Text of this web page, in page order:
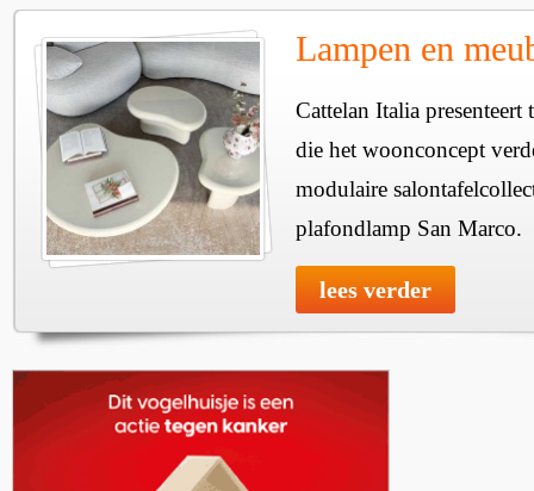
Lampen en
Cattelan Italia
die het woonconcept
modulaire
plafondlamp San Marco.
lees verder